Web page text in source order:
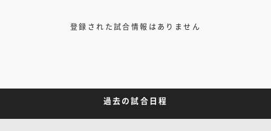
登録された試合情報はありません
過去の試合日程